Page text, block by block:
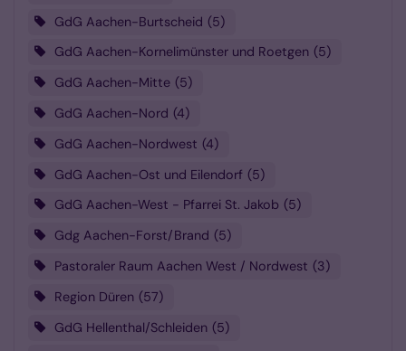
GdG Aachen-Burtscheid 5
GdG Aachen-Kornelimünster und Roetgen
5
GdG Aachen-Mitte 5
GdG Aachen-Nord 4
GdG Aachen-Nordwest 4
GdG Aachen-Ost und Eilendorf 5
GdG Aachen-West - Pfarrei St. Jakob
5
Gdg Aachen-Forst/Brand 5
Pastoraler Raum Aachen West / Nordwest 3
Region Düren 57
GdG Hellenthal/Schleiden 5